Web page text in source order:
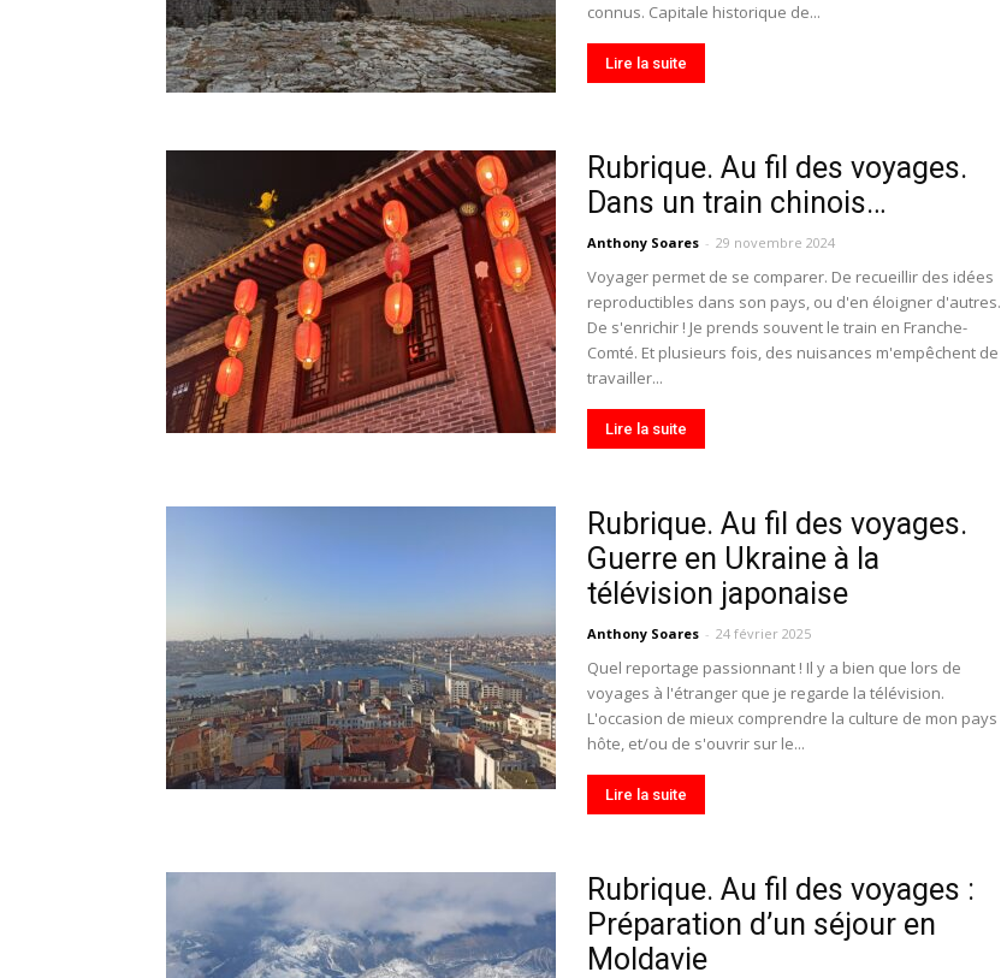
connus. Capitale historique de...
Lire la suite
Rubrique. Au fil des voyages.
Dans un train chinois…
Anthony Soares - 29 novembre 2024
Voyager permet de se comparer. De recueillir des idées
reproductibles dans son pays, ou d'en éloigner d'autres.
De s'enrichir ! Je prends souvent le train en Franche-
Comté. Et plusieurs fois, des nuisances m'empêchent de
travailler...
Lire la suite
Rubrique. Au fil des voyages.
Guerre en Ukraine à la
télévision japonaise
Anthony Soares - 24 février 2025
Quel reportage passionnant ! Il y a bien que lors de
voyages à l'étranger que je regarde la télévision.
L'occasion de mieux comprendre la culture de mon pays
hôte, et/ou de s'ouvrir sur le...
Lire la suite
Rubrique. Au fil des voyages :
Préparation d’un séjour en
Moldavie